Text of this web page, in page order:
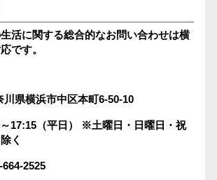
活に関する総合的なお問い合わせは横
です。
県横浜市中区本町6-50-10
17:15（平日）
※土曜日・日曜日・祝
く
2525